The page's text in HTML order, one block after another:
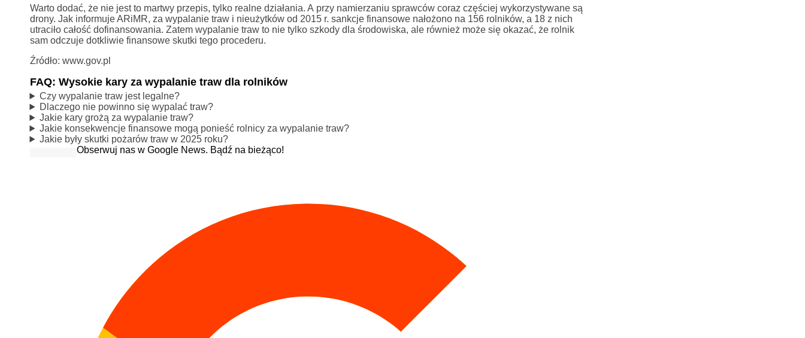
Warto dodać, że nie jest to martwy przepis, tylko realne działania. A przy namierzaniu sprawców coraz częściej wykorzystywane są
drony. Jak informuje ARiMR, za wypalanie traw i nieużytków od 2015 r. sankcje finansowe nałożono na 156 rolników, a 18 z nich
utraciło całość dofinansowania. Zatem wypalanie traw to nie tylko szkody dla środowiska, ale również może się okazać, że rolnik
sam odczuje dotkliwie finansowe skutki tego procederu.
Źródło: www.gov.pl
FAQ: Wysokie kary za wypalanie traw dla rolników
Czy wypalanie traw jest legalne?
Dlaczego nie powinno się wypalać traw?
Jakie kary grożą za wypalanie traw?
Jakie konsekwencje finansowe mogą ponieść rolnicy za wypalanie traw?
Jakie były skutki pożarów traw w 2025 roku?
Obserwuj nas w Google News. Bądź na bieżąco!